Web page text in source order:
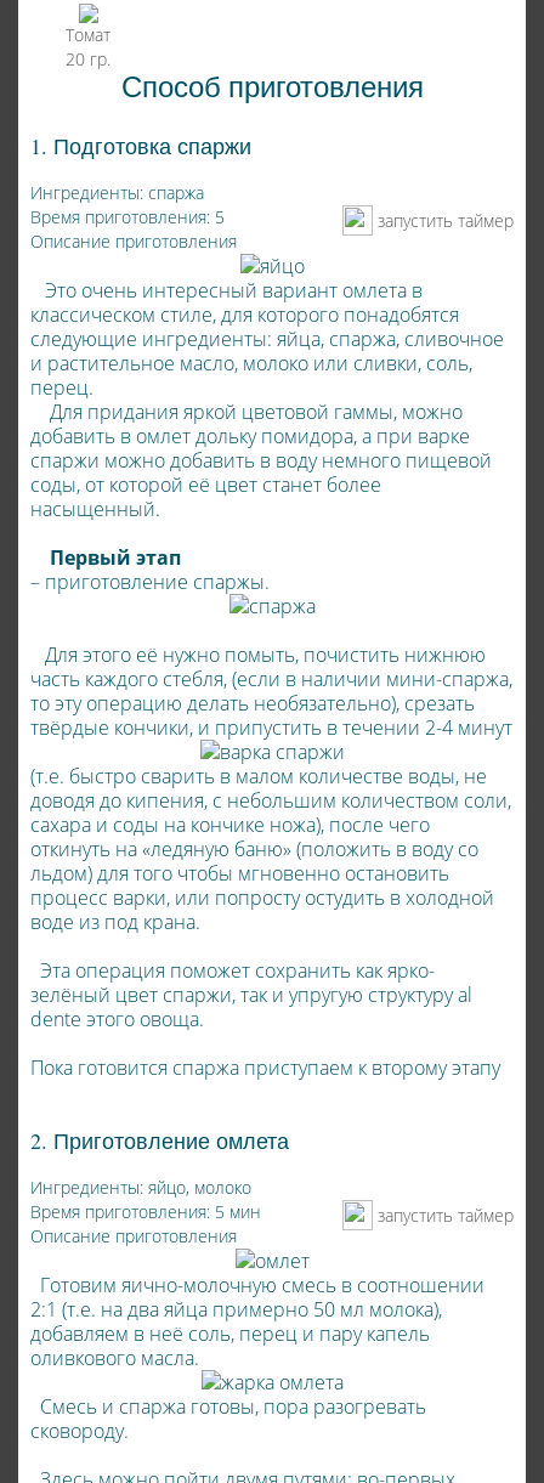
Томат
20 гр.
Способ приготовления
1. Подготовка спаржи
Ингредиенты: спаржа
Время приготовления: 5
запустить таймер
Описание приготовления
Это очень интересный вариант омлета в
классическом стиле, для которого понадобятся
следующие ингредиенты: яйца, спаржа, сливочное
и растительное масло, молоко или сливки, соль,
перец.
Для придания яркой цветовой гаммы, можно
добавить в омлет дольку помидора, а при варке
спаржи можно добавить в воду немного пищевой
соды, от которой её цвет станет более
насыщенный.
Первый этап
– приготовление спаржы.
Для этого её нужно помыть, почистить нижнюю
часть каждого стебля, (если в наличии мини-спаржа,
то эту операцию делать необязательно), срезать
твёрдые кончики, и припустить в течении 2-4 минут
(т.е. быстро сварить в малом количестве воды, не
доводя до кипения, с небольшим количеством соли,
сахара и соды на кончике ножа), после чего
откинуть на «ледяную баню» (положить в воду со
льдом) для того чтобы мгновенно остановить
процесс варки, или попросту остудить в холодной
воде из под крана.
Эта операция поможет сохранить как ярко-
зелёный цвет спаржи, так и упругую структуру al
dente этого овоща.
Пока готовится спаржа приступаем к второму этапу
2. Приготовление омлета
Ингредиенты: яйцо, молоко
Время приготовления: 5 мин
запустить таймер
Описание приготовления
Готовим яично-молочную смесь в соотношении
2:1 (т.е. на два яйца примерно 50 мл молока),
добавляем в неё соль, перец и пару капель
оливкового масла.
Смесь и спаржа готовы, пора разогревать
сковороду.